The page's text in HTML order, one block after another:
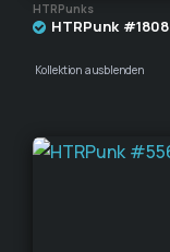
HTRPunks
HTRPunk #1808
Kollektion ausblenden